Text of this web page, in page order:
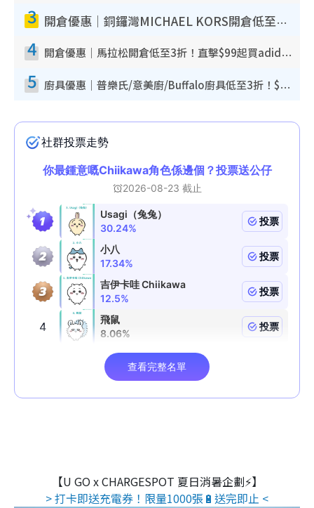
3 開倉優惠｜銅鑼灣MICHAEL KORS開倉低至17折！直擊$500起買手袋/銀包/鞋款 必買經典Jet Set系列
4 開倉優惠｜馬拉松開倉低至3折！直擊$99起買adidas／New Balance／Puma鞋款 STANLEY保溫杯劈價至$119起
5 廚具優惠｜普樂氏/意美廚/Buffalo廚具低至3折！$89起買煎鍋／炒鑊／個人鍋 同場小家電激減至$99起
【U GO x CHARGESPOT 夏日消暑企劃⚡】
> 打卡即送充電券！限量1000張🔋送完即止 <